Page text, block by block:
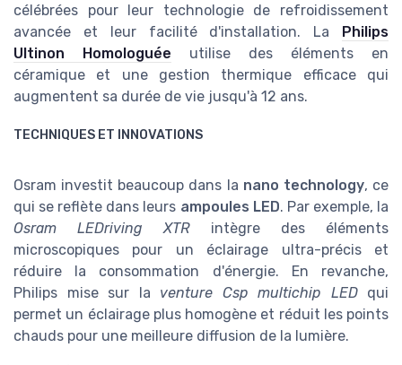
célébrées pour leur technologie de refroidissement
avancée et leur facilité d'installation. La Philips
Ultinon Homologuée utilise des éléments en
céramique et une gestion thermique efficace qui
augmentent sa durée de vie jusqu'à 12 ans.
TECHNIQUES ET INNOVATIONS
Osram investit beaucoup dans la nano technology, ce
qui se reflète dans leurs ampoules LED. Par exemple, la
Osram LEDriving XTRintègre des éléments
microscopiques pour un éclairage ultra-précis et
réduire la consommation d'énergie. En revanche,
Philips mise sur la venture Csp multichip LEDqui
permet un éclairage plus homogène et réduit les points
chauds pour une meilleure diffusion de la lumière.